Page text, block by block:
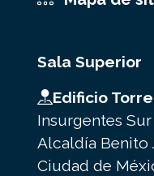
Sala Superior
Edificio
Insurgentes
Alcaldía Benito
Ciudad de